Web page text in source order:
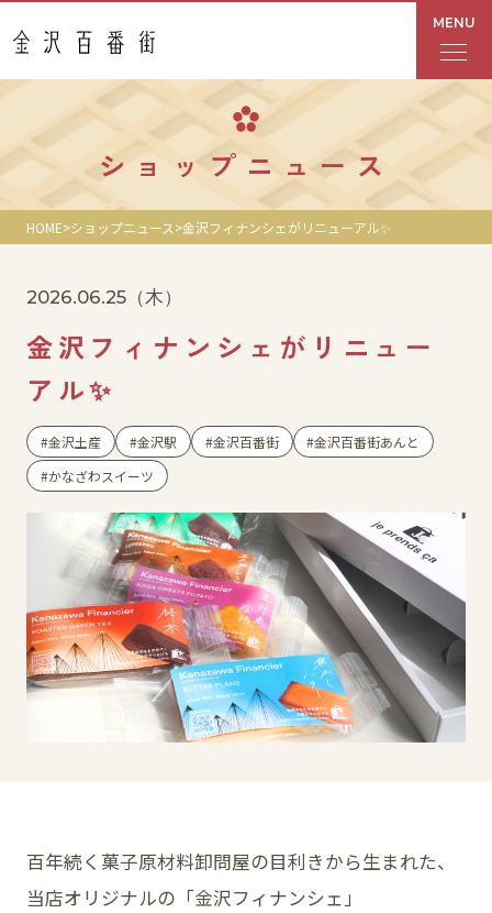
MENU
フロアガイド
あんと
Rinto
あんと西
レストラン・カフェ
ショップニュース
イベント
アクセス・パーキング
館内サービス
施設からのお知らせ
ショップニュース
HOME ショップニュース 金沢フィナンシェがリニューアル✨
2026.06.25（木）
金沢フィナンシェがリニュー
アル✨
金沢土産 金沢駅 金沢百番街
金沢百番街あんと
かなざわスイーツ
百年続く菓子原材料卸問屋の目利きから生まれた、
当店オリジナルの「金沢フィナンシェ」